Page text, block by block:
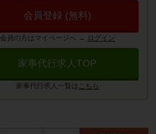
会員登録 (無料)
会員の方はマイページへ → ログイン
家事代行求人TOP
家事代行求人一覧は こちら